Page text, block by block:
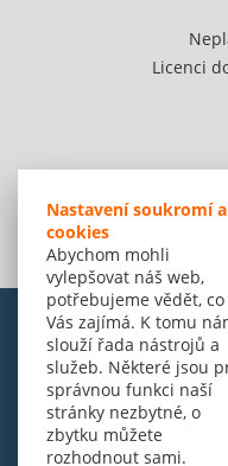
Nastavení soukromí a
cookies
Abychom mohli
vylepšovat náš web,
potřebujeme vědět, co
Vás zajímá. K tomu
slouží řada nástrojů a
služeb. Některé jsou
správnou funkci naší
stránky nezbytné, o
zbytku můžete
rozhodnout sami.
Licenci
Spolehlivě
© Amenit Software Solutions,
Powered by nopCommerce